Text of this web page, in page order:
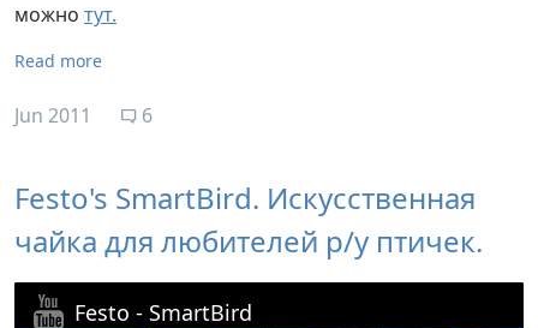
можно тут.
Read more
Jun 2011 6
Festo's SmartBird. Искусственная
чайка для любителей р/у птичек.
Festo - SmartBird